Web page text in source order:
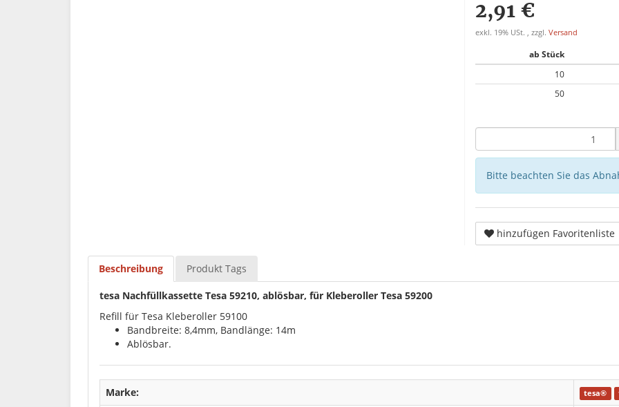
2,91 €
exkl. 19% USt. , zzgl. Versand
ab Stück
10
50
Bitte beachten Sie das
hinzufügen Favoritenliste
Beschreibung Produkt Tags
tesa Nachfüllkassette Tesa 59210, ablösbar, für Kleberoller Tesa 59200
Refill für Tesa Kleberoller 59100
Bandbreite: 8,4mm, Bandlänge: 14m
Ablösbar.
Marke: tesa®